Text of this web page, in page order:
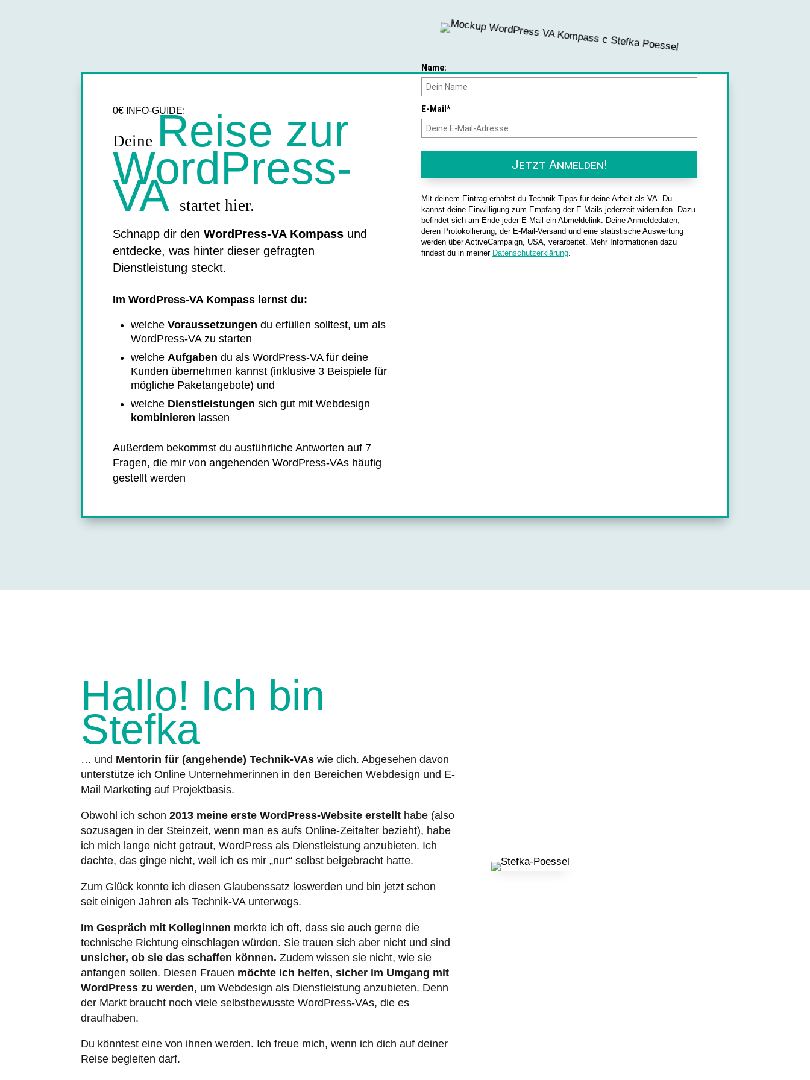
0€ INFO-GUIDE:
Deine Reise zur
WordPress-
VAstartet hier.
Schnapp dir denWordPress-VA Kompass und
entdecke, was hinter dieser gefragten
Dienstleistung steckt.
Im WordPress-VA Kompass lernst du:
welcheVoraussetzungen du erfüllen solltest, um als
WordPress-VA zu starten
welche Aufgaben du als WordPress-VA für deine
Kunden übernehmen kannst (inklusive 3 Beispiele für
mögliche Paketangebote) und
welche Dienstleistungen sich gut mit Webdesign
kombinieren lassen
Außerdem bekommst du ausführliche Antworten auf 7
Fragen, die mir von angehenden WordPress-VAs häufig
gestellt werden
Name:
E-Mail*
Jetzt Anmelden!
Mit deinem Eintrag erhältst du Technik-Tipps für deine Arbeit als VA. Du
kannst deine Einwilligung zum Empfang der E-Mails jederzeit widerrufen. Dazu
befindet sich am Ende jeder E-Mail ein Abmeldelink. Deine Anmeldedaten,
deren Protokollierung, der E-Mail-Versand und eine statistische Auswertung
werden über ActiveCampaign, USA, verarbeitet. Mehr Informationen dazu
findest du in meiner Datenschutzerklärung.
Hallo! Ich bin
Stefka
… und Mentorin für (angehende) Technik-VAs wie dich. Abgesehen davon
unterstütze ich Online Unternehmerinnen in den Bereichen Webdesign und E-
Mail Marketing auf Projektbasis.
Obwohl ich schon2013 meine erste WordPress-Website erstellt habe (also
sozusagen in der Steinzeit, wenn man es aufs Online-Zeitalter bezieht), habe
ich mich lange nicht getraut, WordPress als Dienstleistung anzubieten. Ich
dachte, das ginge nicht, weil ich es mir „nur“ selbst beigebracht hatte.
Zum Glück konnte ich diesen Glaubenssatz loswerden und bin jetzt schon
seit einigen Jahren als Technik-VA unterwegs.
Im Gespräch mit Kolleginnen merkte ich oft, dass sie auch gerne die
technische Richtung einschlagen würden. Sie trauen sich aber nicht und sind
unsicher, ob sie das schaffen können. Zudem wissen sie nicht, wie sie
anfangen sollen. Diesen Frauen möchte ich helfen, sicher im Umgang mit
WordPress zu werden, um Webdesign als Dienstleistung anzubieten. Denn
der Markt braucht noch viele selbstbewusste WordPress-VAs, die es
draufhaben.
Du könntest eine von ihnen werden. Ich freue mich, wenn ich dich auf deiner
Reise begleiten darf.